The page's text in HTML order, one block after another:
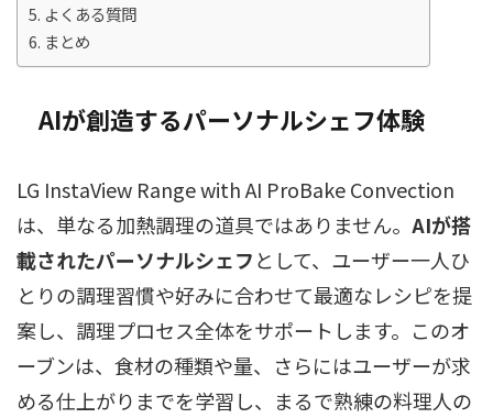
よくある質問
まとめ
AIが創造するパーソナルシェフ体験
LG InstaView Range with AI ProBake Convection
は、単なる加熱調理の道具ではありません。 AIが搭
載されたパーソナルシェフとして、ユーザー一人ひ
とりの調理習慣や好みに合わせて最適なレシピを提
案し、調理プロセス全体をサポートします。このオ
ーブンは、食材の種類や量、さらにはユーザーが求
める仕上がりまでを学習し、まるで熟練の料理人の